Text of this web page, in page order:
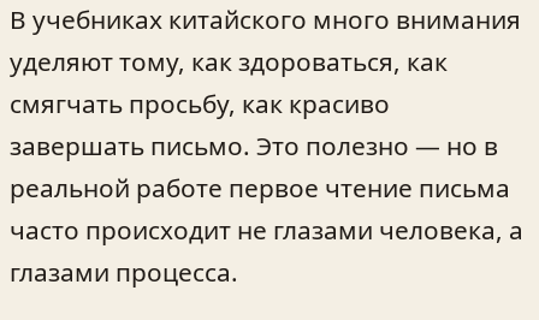
В учебниках китайского много внимания
уделяют тому, как здороваться, как
смягчать просьбу, как красиво
завершать письмо. Это полезно — но в
реальной работе первое чтение письма
часто происходит не глазами человека, а
глазами процесса.